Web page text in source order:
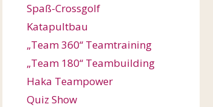
Spaß-Crossgolf
Katapultbau
„Team 360“ Teamtraining
„Team 180“ Teambuilding
Haka Teampower
Quiz Show